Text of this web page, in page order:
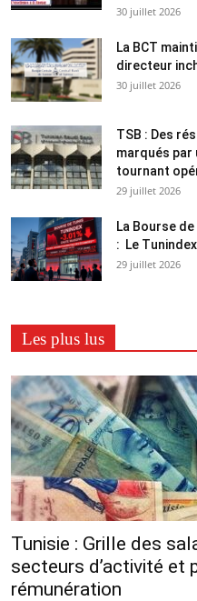
30 juillet 2026
La BCT
directeur
30 juillet 2026
TSB : Des
marqués par
tournant
29 juillet 2026
La Bourse
: Le
29 juillet 2026
Les plus lus
Tunisie : Grille des
secteurs d’activité et
rémunération